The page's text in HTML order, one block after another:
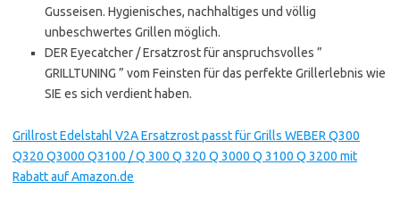
Gusseisen. Hygienisches, nachhaltiges und völlig
unbeschwertes Grillen möglich.
DER Eyecatcher / Ersatzrost für anspruchsvolles ”
GRILLTUNING ” vom Feinsten für das perfekte Grillerlebnis wie
SIE es sich verdient haben.
Grillrost Edelstahl V2A Ersatzrost passt für Grills WEBER Q300
Q320 Q3000 Q3100 / Q 300 Q 320 Q 3000 Q 3100 Q 3200 mit
Rabatt auf Amazon.de